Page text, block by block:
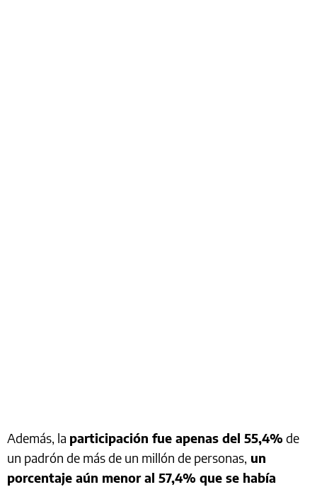
Además, la participación fue apenas del 55,4% de
un padrón de más de un millón de personas, un
porcentaje aún menor al 57,4% que se había